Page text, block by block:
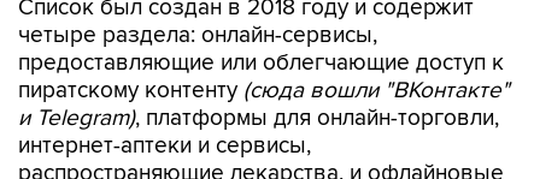
Список был создан в 2018 году и содержит
четыре раздела: онлайн-сервисы,
предоставляющие или облегчающие доступ к
пиратскому контенту (сюда вошли "ВКонтакте"
и Telegram), платформы для онлайн-торговли,
интернет-аптеки и сервисы,